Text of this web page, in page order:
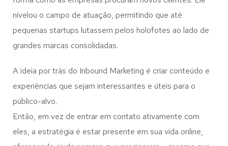
nivelou o campo de atuação, permitindo que até
pequenas startups lutassem pelos holofotes ao lado de
grandes marcas consolidadas.
A ideia por trás do Inbound Marketing é criar conteúdo e
experiências que sejam interessantes e úteis para o
público-alvo.
Então, em vez de entrar em contato ativamente com
eles, a estratégia é estar presente em sua vida online,